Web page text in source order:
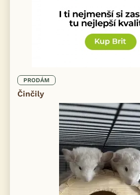
PRODÁM
Činčily